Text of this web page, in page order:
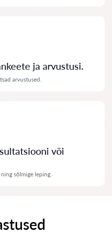
ja arvustusi.
arvustused.
või
sõlmige leping.